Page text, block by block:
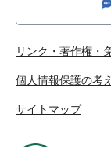
リンク・著作権・
個人情報保護の考
サイトマップ